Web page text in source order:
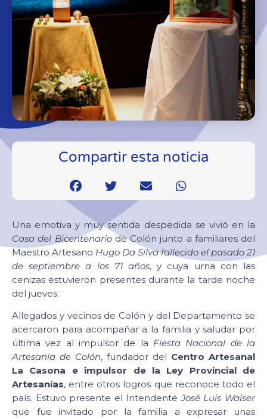
Compartir esta noticia
Una emotiva y muy sentida despedida se vivió en la
Casa del Bicentenariode Colón junto a familiares del
Maestro Artesano Hugo Da Silva fallecido el pasado 21
de septiembre a los 71 años, y cuya urna con las
cenizas estuvieron presentes durante la tarde noche
del jueves.
Allegados y vecinos de Colón y del Departamento se
acercaron para acompañar a la familia y saludar por
última vez al impulsor de la Fiesta Nacional de la
Artesanía de Colón, fundador del Centro Artesanal
La Casona e impulsor de la Ley Provincial de
Artesanías, entre otros logros que reconoce todo el
país. Estuvo presente el IntendenteJosé Luis Walser
que fue invitado por la familia a expresar unas